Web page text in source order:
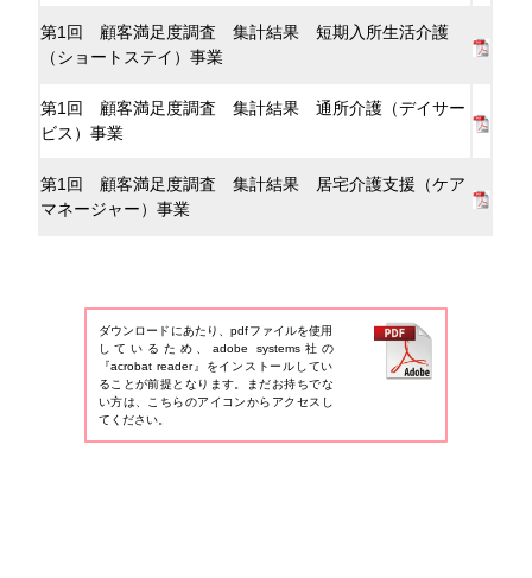
第1回 顧客満足度調査 集計結果 短期入所生活介護
（ショートステイ）事業
第1回 顧客満足度調査 集計結果 通所介護（デイサー
ビス）事業
第1回 顧客満足度調査 集計結果 居宅介護支援（ケア
マネージャー）事業
ダウンロードにあたり、pdfファイルを使用
しているため、adobe systems社の
『acrobat reader』をインストールしてい
ることが前提となります。まだお持ちでな
い方は、こちらのアイコンからアクセスし
てください。